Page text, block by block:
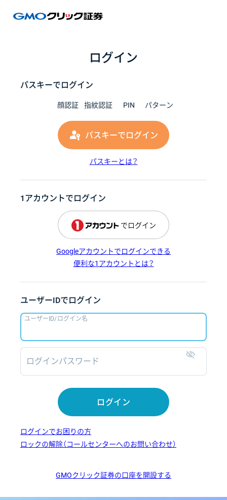
ログイン
パスキーでログイン
顔認証 指紋認証 PIN パターン
パスキーでログイン
パスキーとは？
1アカウントでログイン
でログイン
Googleアカウントでログインできる
便利な1アカウントとは？
ユーザーIDでログイン
ユーザーID/ログイン名
ログインパスワード
ログイン
ログインでお困りの方
ロックの解除（コールセンターへのお問い合わせ）
GMOクリック証券の口座を開設する